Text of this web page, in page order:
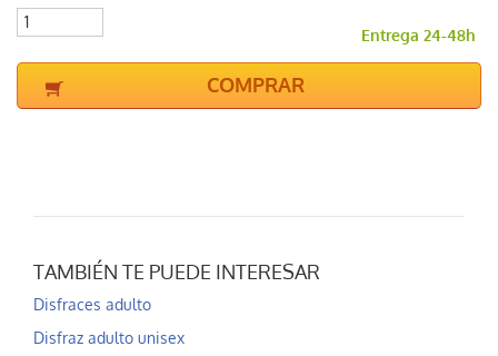
Entrega 24-48h
COMPRAR
TAMBIÉN TE PUEDE INTERESAR
Disfraces adulto
Disfraz adulto unisex